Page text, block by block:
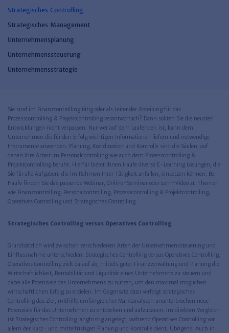
Strategisches Controlling
Strategisches Management
Unternehmensplanung
Unternehmenssteuerung
Unternehmensstrategie
Sie sind im Finanzcontrolling tätig oder als Leiter der Abteilung für das
Prozesscontrolling & Projektcontrolling verantwortlich? Dann sollten Sie die neusten
Entwicklungen nicht verpassen. Nur wer auf dem Laufenden ist, kann dem
Unternehmen die für den Erfolg wichtigen Informationen liefern und notwendige
Instrumente anwenden. Planung, Koordination und Kontrolle sind die Säulen, auf
denen Ihre Arbeit im Personalcontrolling wie auch dem Prozesscontrolling &
Projektcontrolling beruht. Hierfür bietet Ihnen Haufe diverse E-Learning Lösungen, die
Sie für alle Aufgaben, die im Rahmen Ihrer Tätigkeit anfallen, einsetzen können. Bei
Haufe finden Sie das passende Webinar, Online-Seminar oder Lern-Video zu Themen
wie Finanzcontrolling, Personalcontrolling, Prozesscontrolling & Projektcontrolling,
Operatives Controlling und Strategisches Controlling.
Strategisches Controlling versus Operatives Controlling
Grundsätzlich wird zwischen verschiedenen Arten der Unternehmenssteuerung und
Einflussnahme unterschieden: Strategisches Controlling versus Operatives Controlling.
Operatives Controlling zielt darauf ab, mittels guter Finanzverwaltung und Planung die
Wirtschaftlichkeit, Rentabilität und Liquidität eines Unternehmens zu steuern und
dabei alle Potenziale des Unternehmens zu nutzen, um den maximal möglichen
wirtschaftlichen Erfolg zu erzielen. Im Gegensatz dazu verfolgt strategisches
Controlling das Ziel, mithilfe umfangreicher Marktanalysen ununterbrochen neue
Potenziale für das Unternehmen zu entdecken und aufzubauen. Im direkten Vergleich
ist Strategisches Controlling langfristig angelegt, während Operatives Controlling vor
allem der kurz- und mittelfristigen Planung und Kontrolle dient. Übrigens: Auch in